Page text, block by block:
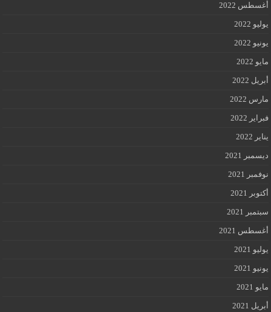
أغسطس 2022
يوليو 2022
يونيو 2022
مايو 2022
أبريل 2022
مارس 2022
فبراير 2022
يناير 2022
ديسمبر 2021
نوفمبر 2021
أكتوبر 2021
سبتمبر 2021
أغسطس 2021
يوليو 2021
يونيو 2021
مايو 2021
أبريل 2021